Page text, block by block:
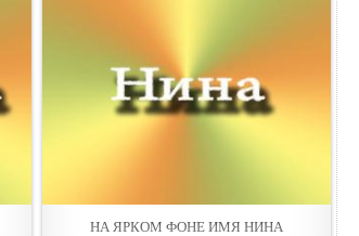
НА ЯРКОМ ФОНЕ ИМЯ НИНА